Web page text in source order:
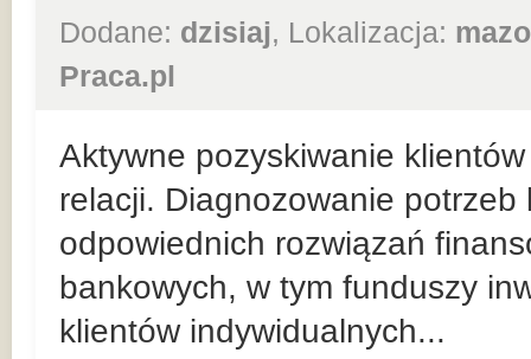
Dodane: dzisiaj, Lokalizacja:
Praca.pl
Aktywne pozyskiwanie
relacji. Diagnozowanie
odpowiednich rozwiązań
bankowych, w tym funduszy
klientów indywidualnych...